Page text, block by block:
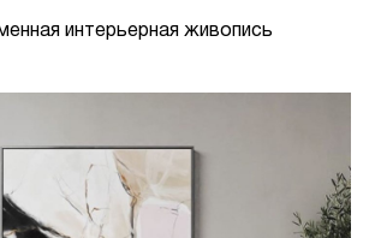
интерьерная живопись